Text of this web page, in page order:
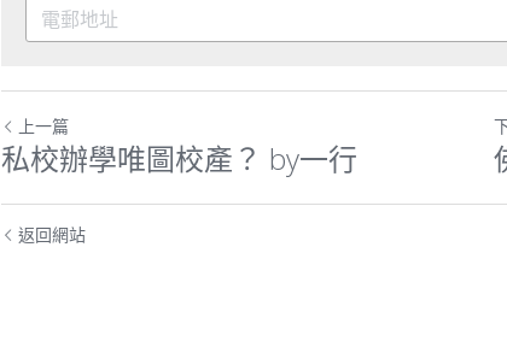
上一篇
私校辦學唯圖校產？ by一行
返回網站